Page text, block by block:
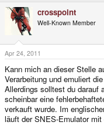
crosspoint
Well-Known Member
Apr 24, 2011
Kann mich an dieser Stelle
Verarbeitung und emuliert
Allerdings solltest du darauf
scheinbar eine
verkauft wurde. Im
läuft der SNES-Emulator